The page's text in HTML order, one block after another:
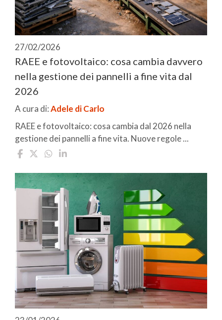
27/02/2026
RAEE e fotovoltaico: cosa cambia davvero
nella gestione dei pannelli a fine vita dal
2026
A cura di:Adele di Carlo
RAEE e fotovoltaico: cosa cambia dal 2026 nella
gestione dei pannelli a fine vita. Nuove regole ...